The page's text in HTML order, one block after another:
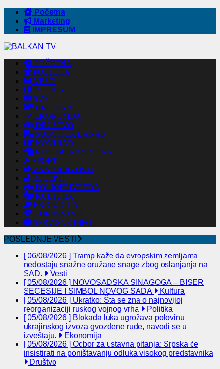
Početna
Marketing
IMPRESUM
POČETNA
POLITIKA
VESTI
REGION
SVET
HRONIKA
EKONOMIJA
DRUŠTVO
SUBOTICA DANAS
NOVI SAD
REPUBLIKA SRPSKA
SPORT
ZANIMLJIVOSTI
RECEPTI
POLJOPRIVREDA
KULTURA
EKOLOGIJA
ZDRAVSTVO
SERVISNE INFO
POSLEDNJE VESTI
[ 06/08/2026 ] Tramp kaže da evropskim zemljama
nedostaju snažne oružane snage zbog oslanjanja na
SAD.
Vesti
[ 05/08/2026 ] NOVOSADSKA SINAGOGA – BISER
SECESIJE I SIMBOL NOVOG SADA
Kultura
[ 05/08/2026 ] Ukratko: Šta se zna o najnovijoj
reorganizaciji ruskog vojnog vrha
Politika
[ 05/08/2026 ] Blokada luka ugrožava polovinu
ukrajinskog izvoza gvozdene rude, navodi se u
izveštaju.
Ekonomija
[ 05/08/2026 ] Odbor za ustavna pitanja: Srpska će
insistirati na poništavanju odluka visokog predstavnika
Društvo